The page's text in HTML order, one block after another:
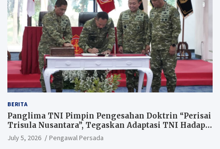
BERITA
Panglima TNI Pimpin Pengesahan Doktrin “Perisai
Trisula Nusantara”, Tegaskan Adaptasi TNI Hadapi
Perang Modern
July 5, 2026 Pengawal Persada